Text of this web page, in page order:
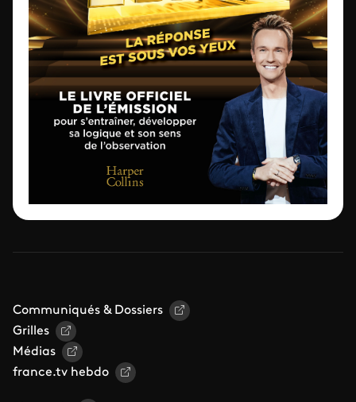
Communiqués & Dossiers
Grilles
Médias
france.tv hebdo